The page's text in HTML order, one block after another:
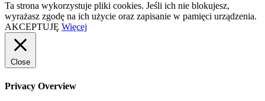
Ta strona wykorzystuje pliki cookies. Jeśli ich nie blokujesz,
wyrażasz zgodę na ich użycie oraz zapisanie w pamięci urządzenia.
AKCEPTUJĘ Więcej
Close
Privacy Overview